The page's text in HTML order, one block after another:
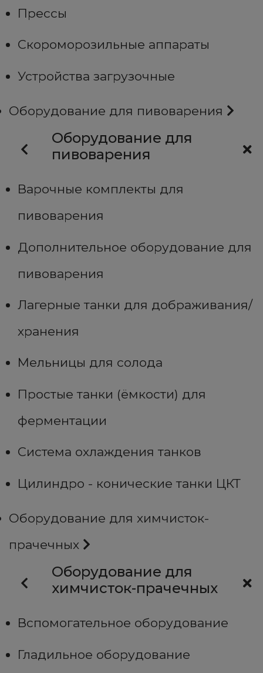
Прессы
Скороморозильные аппараты
Устройства загрузочные
Оборудование для пивоварения
Оборудование для
пивоварения
Варочные комплекты для
пивоварения
Дополнительное оборудование для
пивоварения
Лагерные танки для дображивания/
хранения
Мельницы для солода
Простые танки (ёмкости) для
ферментации
Система охлаждения танков
Цилиндро - конические танки ЦКТ
Оборудование для химчисток-
прачечных
Оборудование для
химчисток-прачечных
Вспомогательное оборудование
Гладильное оборудование